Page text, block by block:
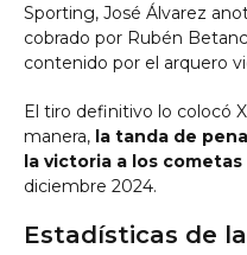
Sporting, José Álvarez
cobrado por Rubén
contenido por el arquero
El tiro definitivo lo colocó
manera, la tanda de
la victoria a los cometas
diciembre 2024.
Estadísticas de